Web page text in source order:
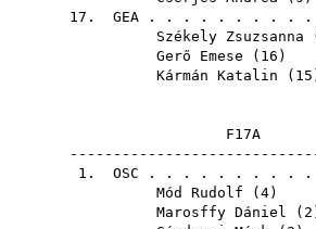
17. GEA . . . . . . . . . . .
Székely Zsuzsanna
Gerő Emese ( 16
Kármán Katalin ( 15
1. OSC . . . . . . . . . . .
Mód Rudolf ( 4
Marosffy Dániel ( 2